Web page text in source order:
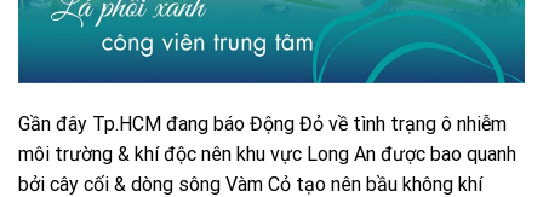
Gần đây Tp.HCM đang báo Động Đỏ về tình trạng ô nhiễm
môi trường & khí độc nên khu vực Long An được bao quanh
bởi cây cối & dòng sông Vàm Cỏ tạo nên bầu không khí